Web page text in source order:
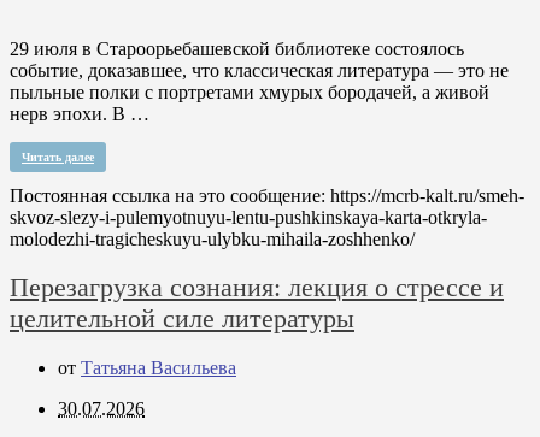
29 июля в Староорьебашевской библиотеке состоялось
событие, доказавшее, что классическая литература — это не
пыльные полки с портретами хмурых бородачей, а живой
нерв эпохи. В …
Читать далее
Постоянная ссылка на это сообщение: https://mcrb-kalt.ru/smeh-
skvoz-slezy-i-pulemyotnuyu-lentu-pushkinskaya-karta-otkryla-
molodezhi-tragicheskuyu-ulybku-mihaila-zoshhenko/
Перезагрузка сознания: лекция о стрессе и
целительной силе литературы
от Татьяна Васильева
30.07.2026